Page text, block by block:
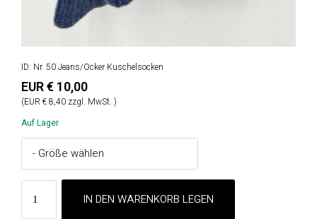
ID: Nr. 50 Jeans/Ocker Kuschelsocken
EUR € 10,00
(EUR € 8,40 zzgl. MwSt. )
Auf Lager